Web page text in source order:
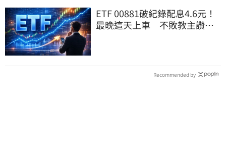
ETF 00881破紀錄配息4.6元！
最晚這天上車 不敗教主讚：
Recommended by